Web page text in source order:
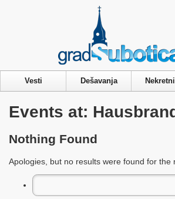
Vesti Dešavanja
Events at:
Nothing Found
Apologies, but no results were found for the
Pretraga
za:
Privacy & Cookies Policy